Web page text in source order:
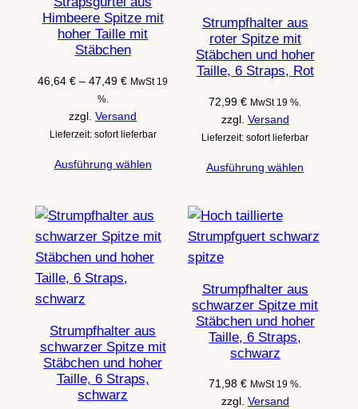
Himbeere Spitze mit
hoher Taille mit
Stäbchen
46,64€ –47,49€Preisspanne:
bis
47,49 €
MwSt 19
%.
zzgl.Versand
Lieferzeit: sofort lieferbar
Ausführung wählen
Strumpfhalter aus
roter Spitze mit
Stäbchen und hoher
Taille, 6 Straps, Rot
72,99€ MwSt 19 %.
zzgl. Versand
Lieferzeit: sofort lieferbar
Ausführung wählen
Strumpfhalter aus
schwarzer Spitze mit
Stäbchen und hoher
Taille, 6 Straps,
schwarz
Strumpfhalter aus
schwarzer Spitze mit
Stäbchen und hoher
Taille, 6 Straps,
schwarz
71,98€ MwSt 19 %.
zzgl. Versand